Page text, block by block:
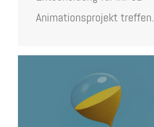
Animationsprojekt treffen.